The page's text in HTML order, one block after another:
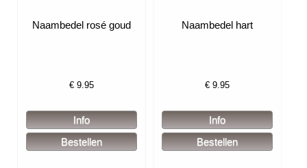
Naambedel rosé goud
€9.95
Naambedel hart
€9.95